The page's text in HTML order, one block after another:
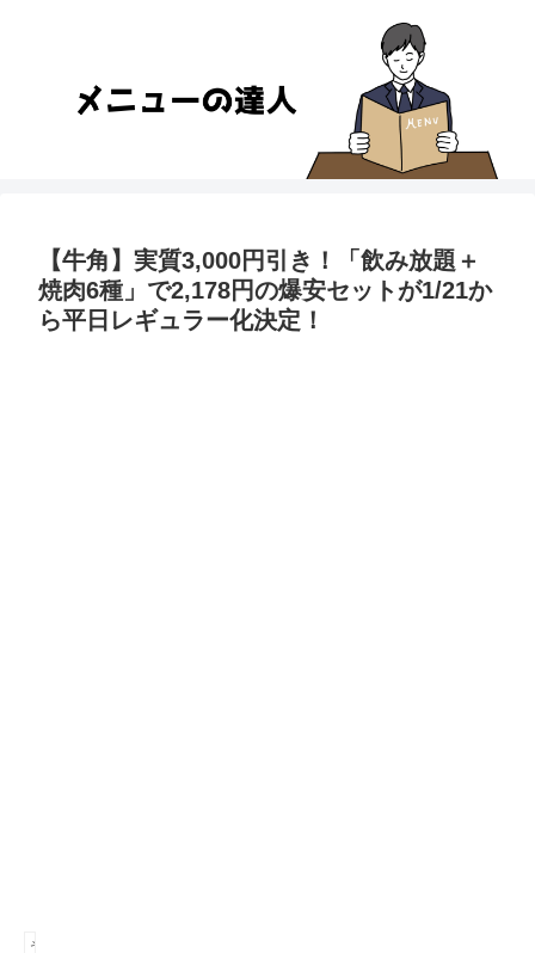
【牛角】実質3,000円引き！「飲み放題＋
焼肉6種」で2,178円の爆安セットが1/21か
ら平日レギュラー化決定！
その他